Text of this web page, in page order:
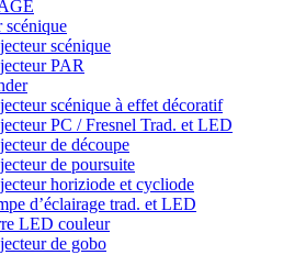
scénique
scénique
PAR
scénique à effet décoratif
PC / Fresnel Trad. et LED
de découpe
de poursuite
horiziode et cycliode
d’éclairage trad. et LED
LED couleur
de gobo